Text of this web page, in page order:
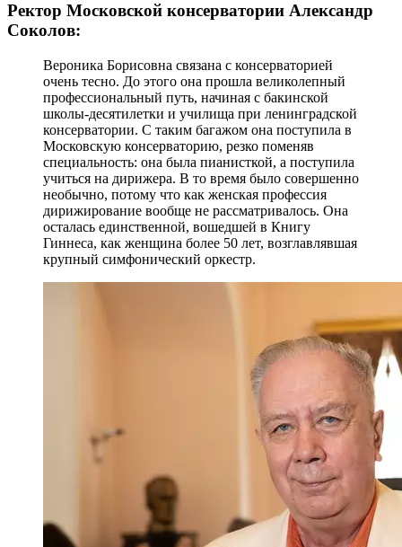
Ректор Московской консерватории Александр
Соколов:
Вероника Борисовна связана с консерваторией
очень тесно. До этого она прошла великолепный
профессиональный путь, начиная с бакинской
школы-десятилетки и училища при ленинградской
консерватории. С таким багажом она поступила в
Московскую консерваторию, резко поменяв
специальность: она была пианисткой, а поступила
учиться на дирижера. В то время было совершенно
необычно, потому что как женская профессия
дирижирование вообще не рассматривалось. Она
осталась единственной, вошедшей в Книгу
Гиннеса, как женщина более 50 лет, возглавлявшая
крупный симфонический оркестр.